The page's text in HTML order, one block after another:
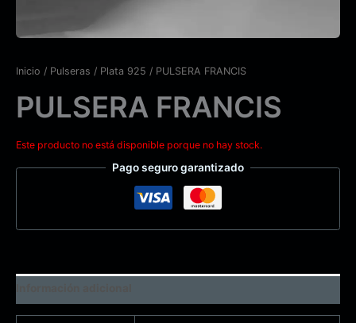
Inicio / Pulseras / Plata 925 / PULSERA FRANCIS
PULSERA FRANCIS
Este producto no está disponible porque no hay stock.
Pago seguro garantizado